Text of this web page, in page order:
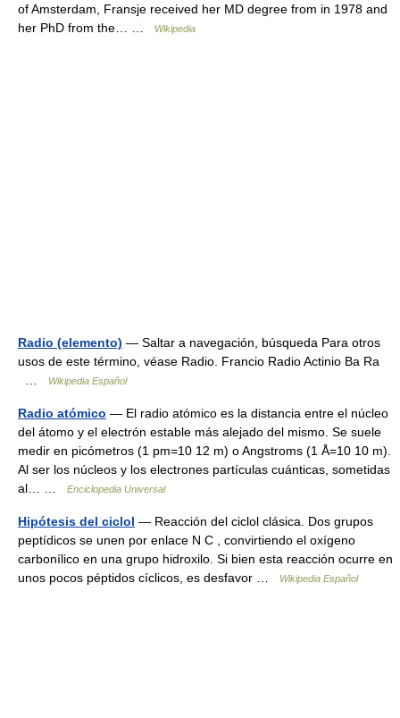
of Amsterdam, Fransje received her MD degree from in 1978 and
her PhD from the… …
Wikipedia
Radio (elemento) — Saltar a navegación, búsqueda Para otros
usos de este término, véase Radio. Francio Radio Actinio Ba Ra
Wikipedia Español
Radio atómico — El radio atómico es la distancia entre el núcleo
del átomo y el electrón estable más alejado del mismo. Se suele
medir en picómetros (1 pm=10 12 m) o Angstroms (1 Å=10 10 m).
Al ser los núcleos y los electrones partículas cuánticas, sometidas
al… …
Enciclopedia Universal
Hipótesis del ciclol — Reacción del ciclol clásica. Dos grupos
peptídicos se unen por enlace N C , convirtiendo el oxígeno
carbonílico en una grupo hidroxilo. Si bien esta reacción ocurre en
unos pocos péptidos cíclicos, es desfavor …
Wikipedia Español